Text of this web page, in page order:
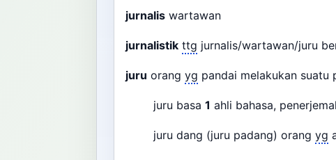
jurnalis wartawan
jurnalistik ttg jurnalis/wartawan/juru
juru orang yg pandai melakukan suatu
juru basa 1 ahli bahasa,
juru dang (juru padang) orang yg